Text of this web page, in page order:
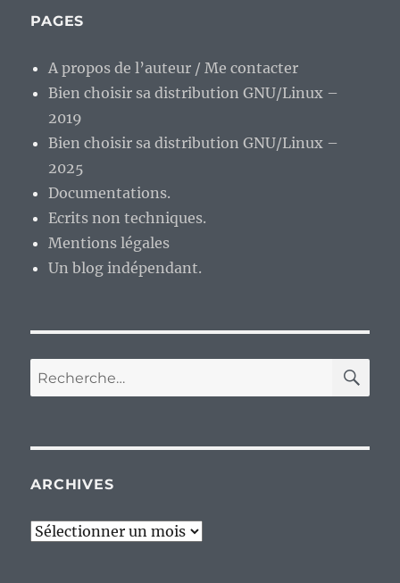
PAGES
A propos de l’auteur / Me contacter
Bien choisir sa distribution GNU/Linux –
2019
Bien choisir sa distribution GNU/Linux –
2025
Documentations.
Ecrits non techniques.
Mentions légales
Un blog indépendant.
Recherche
pour :
ARCHIVES
Archives